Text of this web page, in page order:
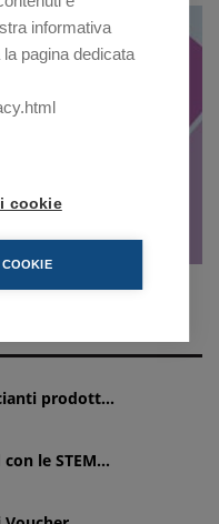
prodott...
le STEM...
informativa
pagina dedicata
cookie